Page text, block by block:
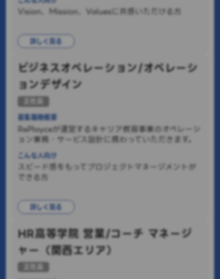
Vision、Mission、Valuesに共感いただける方
詳しく見る
ビジネスオペレーション/オペレーシ
ョンデザイン
募集職種概要
RePlayceが運営するキャリア教育事業のオペレーシ
ョン業務・サービス設計に携わっていただきます。
こんな人向け
スピード感をもってプロジェクトマネージメントが
できる方
詳しく見る
HR高等学院 営業/コーチ マネージ
ャー（関西エリア）